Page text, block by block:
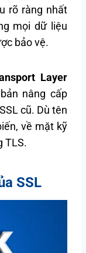
rõ ràng nhất
mọi dữ liệu
bảo vệ.
Layer
nâng cấp
cũ. Dù tên
về mặt kỹ
TLS.
SSL